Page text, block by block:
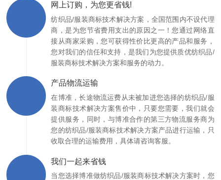
网上订购，为您更省钱!
纺织品/服装商标技术解决方案，全国范围内不设代理
商，是为您节省费用支出的原因之一！您通过网络直
接从商家采购，您可获得性价比更高的产品和服务，
您对我们的信任和支持，是我们为您提供质优纺织品/
服装商标技术解决方案和服务的动力。
产品物流运输
在博准，长途物流运费从未被加进您选择的纺织品/服
装商标技术解决方案售价中，只要您需要，我们就会
提供服务，同时，与博准合作的第三方物流服务商为
您的纺织品/服装商标技术解决方案产品进行运输，只
收取合理的运输费用，具体请咨询客服。
我们一起来省钱
当您选择博准做纺织品/服装商标技术解决方案时，您